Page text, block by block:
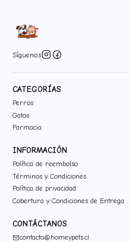
Síguenos
CATEGORÍAS
Perros
Gatos
Farmacia
INFORMACIÓN
Política de reembolso
Términos y Condiciones
Política de privacidad
Cobertura y Condiciones de Entrega
CONTÁCTANOS
contacto@homeypets.cl